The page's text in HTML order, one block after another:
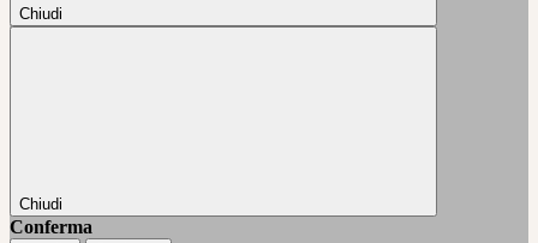
Chiudi
Chiudi
Conferma